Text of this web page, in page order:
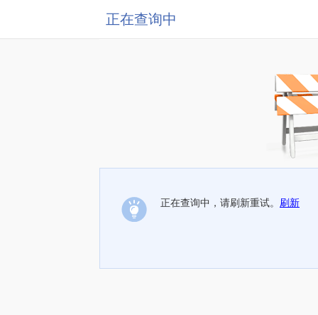
正在查询中
正在查询中，请刷新重试。 刷新